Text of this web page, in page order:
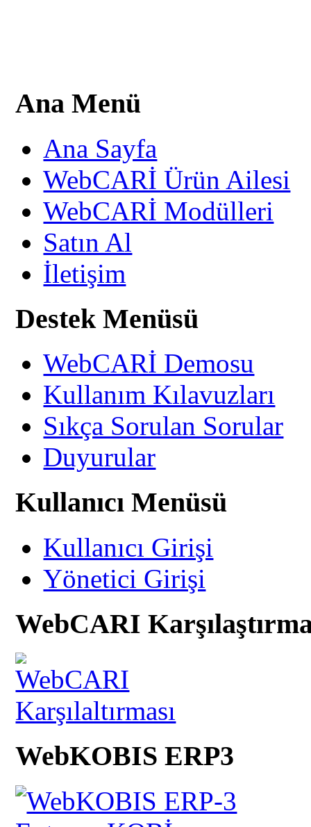
Ana Menü
Ana Sayfa
WebCARİ Ürün Ailesi
WebCARİ Modülleri
Satın Al
İletişim
Destek Menüsü
WebCARİ Demosu
Kullanım Kılavuzları
Sıkça Sorulan Sorular
Duyurular
Kullanıcı Menüsü
Kullanıcı Girişi
Yönetici Girişi
WebCARI
WebKOBIS ERP3